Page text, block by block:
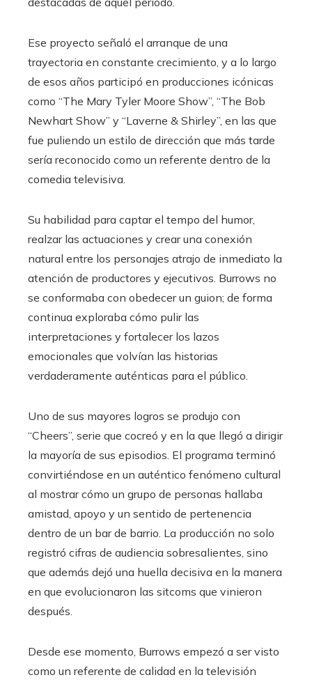
Ese proyecto señaló el arranque de una
trayectoria en constante crecimiento, y a lo largo
de esos años participó en producciones icónicas
como “The Mary Tyler Moore Show”, “The Bob
Newhart Show” y “Laverne & Shirley”, en las que
fue puliendo un estilo de dirección que más tarde
sería reconocido como un referente dentro de la
comedia televisiva.
Su habilidad para captar el tempo del humor,
realzar las actuaciones y crear una conexión
natural entre los personajes atrajo de inmediato la
atención de productores y ejecutivos. Burrows no
se conformaba con obedecer un guion; de forma
continua exploraba cómo pulir las
interpretaciones y fortalecer los lazos
emocionales que volvían las historias
verdaderamente auténticas para el público.
Uno de sus mayores logros se produjo con
“Cheers”, serie que cocreó y en la que llegó a dirigir
la mayoría de sus episodios. El programa terminó
convirtiéndose en un auténtico fenómeno cultural
al mostrar cómo un grupo de personas hallaba
amistad, apoyo y un sentido de pertenencia
dentro de un bar de barrio. La producción no solo
registró cifras de audiencia sobresalientes, sino
que además dejó una huella decisiva en la manera
en que evolucionaron las sitcoms que vinieron
después.
Desde ese momento, Burrows empezó a ser visto
como un referente de calidad en la televisión